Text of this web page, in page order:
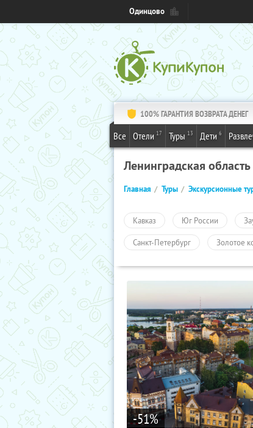
Одинцово
100% ГАРАНТИЯ ВОЗВРАТА ДЕНЕГ
Все Отели 17 Туры 13 Дети 6
Ленинградская область
Главная Туры Экскурсионные
Кавказ Юг России
Санкт-Петербург Золотое
-51%